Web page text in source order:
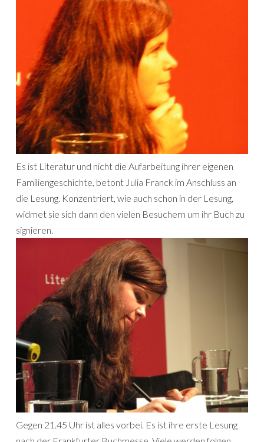
Es ist Literatur und nicht die Aufarbeitung ihrer eigenen
Familiengeschichte, betont Julia Franck im Anschluss an
die Lesung. Konzentriert, wie auch schon in der Lesung,
widmet sie sich dann den vielen Besuchern um ihr Buch zu
signieren.
Gegen 21.45 Uhr ist alles vorbei. Es ist ihre erste Lesung